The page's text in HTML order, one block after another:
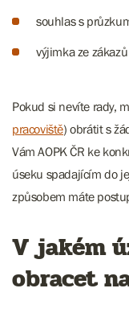
souhlas s
výjimka ze
Pokud si nevíte rady,
pracoviště) obrátit s
Vám AOPK ČR ke
úseku spadajícím do
způsobem máte
V jakém
obracet